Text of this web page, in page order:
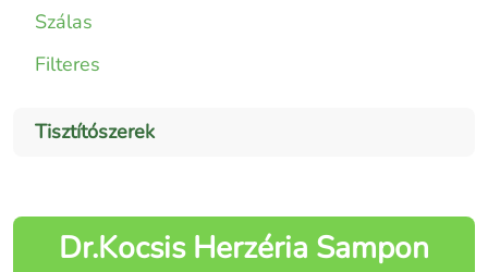
Szálas
Filteres
Tisztítószerek
Dr.Kocsis Herzéria Sampon